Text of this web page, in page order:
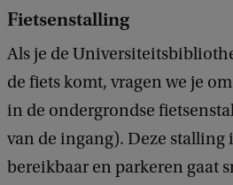
Fietsenstalling
Als je de
de fiets komt, vragen we je
in de ondergrondse
van de ingang). Deze stalling
bereikbaar en parkeren gaat